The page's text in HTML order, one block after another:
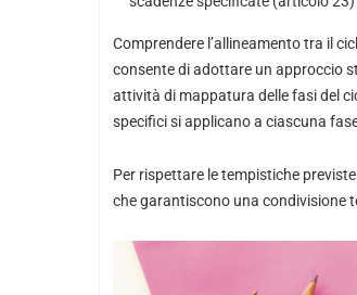
Comprendere l’allineamento tra il
consente di adottare un approccio
attività di mappatura delle fasi del
specifici si applicano a ciascuna
Per rispettare le tempistiche
che garantiscono una condivisione